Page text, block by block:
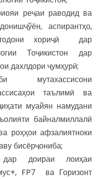
реҷаи раводид ва
аспирантҳо,
хориҷӣ дар
Тоҷикистон дар
дахлдори ҷумҳурӣ;
мутахассисони
таълимӣ ва
муайян намудани
байналмиллалӣ
роҳҳои афзалиятноки
бисёрҷониба;
доираи лоиҳаи
FP7 ва Горизонт